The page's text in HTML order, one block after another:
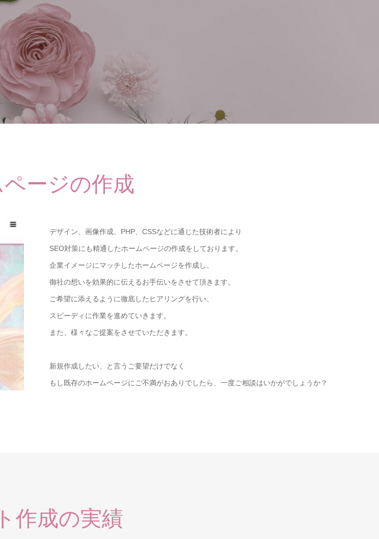
ージの作成
デザイン、画像作成、PHP、CSSなどに通じた技術者により
SEO対策にも精通したホームページの作成をしております。
企業イメージにマッチしたホームページを作成し、
御社の想いを効果的に伝えるお手伝いをさせて頂きます。
ご希望に添えるように徹底したヒアリングを行い、
スピーディに作業を進めていきます。
また、様々なご提案をさせていただきます。
新規作成したい、と言うご要望だけでなく
もし既存のホームページにご不満がおありでしたら、一度ご相談はいかがでしょうか？
作成の実績